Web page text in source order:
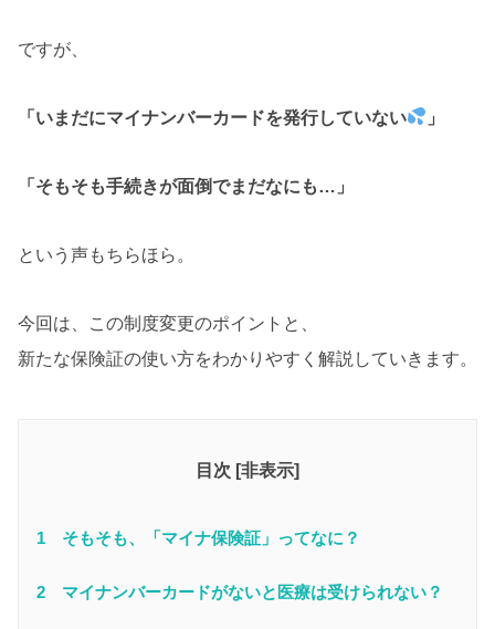
ですが、
「いまだにマイナンバーカードを発行していない 」
「そもそも手続きが面倒でまだなにも…」
という声もちらほら。
今回は、この制度変更のポイントと、
新たな保険証の使い方をわかりやすく解説していきます。
目次 [非表示]
1 そもそも、「マイナ保険証」ってなに？
2 マイナンバーカードがないと医療は受けられない？